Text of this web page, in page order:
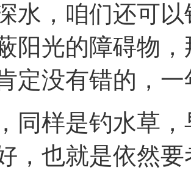
水，咱们还可
阳光的障碍物
定没有错的，
同样是钓水草
，也就是依然